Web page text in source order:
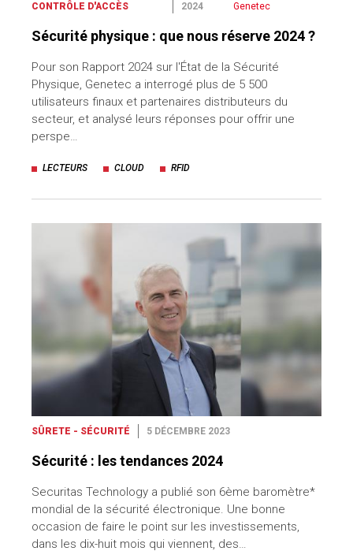
CONTRÔLE D'ACCÈS
2024
Genetec
Sécurité physique : que nous réserve 2024 ?
Pour son Rapport 2024 sur l'État de la Sécurité
Physique, Genetec a interrogé plus de 5 500
utilisateurs finaux et partenaires distributeurs du
secteur, et analysé leurs réponses pour offrir une
perspe…
LECTEURS CLOUD RFID
SÛRETE - SÉCURITÉ 5 DÉCEMBRE 2023
Sécurité : les tendances 2024
Securitas Technology a publié son 6ème baromètre*
mondial de la sécurité électronique. Une bonne
occasion de faire le point sur les investissements,
dans les dix-huit mois qui viennent, des…